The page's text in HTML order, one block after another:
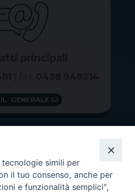
GENERALE
simili per
il tuo consenso, anche per
e funzionalità semplici",